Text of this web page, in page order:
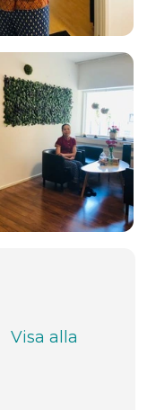
Visa alla